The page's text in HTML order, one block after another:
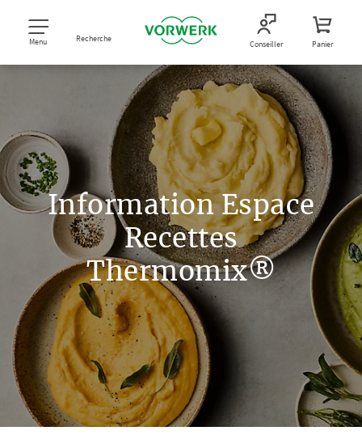
Menu Recherche Conseiller Panier
Information Espace
Recettes
Thermomix®